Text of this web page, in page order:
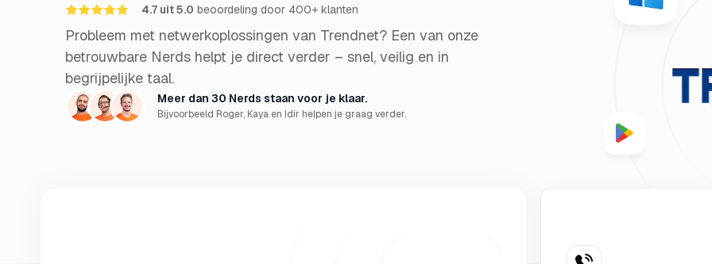
4.7 uit 5.0 beoordeling door 400+ klanten
Probleem met netwerkoplossingen van Trendnet? Een van onze
betrouwbare Nerds helpt je direct verder – snel, veilig en in
begrijpelijke taal.
Meer dan 30 Nerds staan voor je klaar.
Bijvoorbeeld Roger, Kaya en Idir helpen je graag verder.